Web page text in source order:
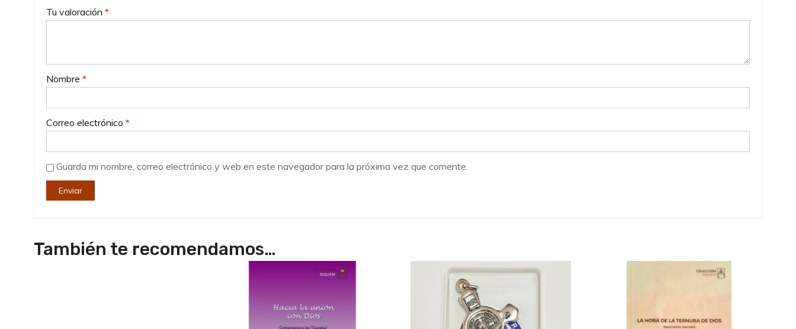
Tu valoración *
Nombre *
Correo electrónico *
Guarda mi nombre, correo electrónico y web en este navegador para la próxima vez que comente.
También te recomendamos…